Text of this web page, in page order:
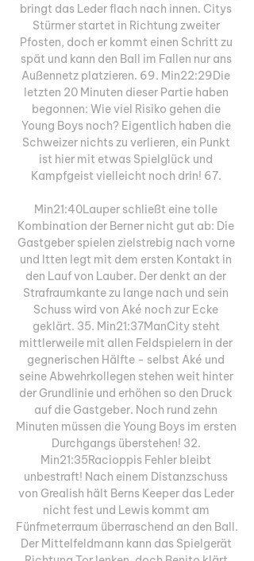
bringt das Leder flach nach innen. Citys
Stürmer startet in Richtung zweiter
Pfosten, doch er kommt einen Schritt zu
spät und kann den Ball im Fallen nur ans
Außennetz platzieren. 69. Min22:29Die
letzten 20 Minuten dieser Partie haben
begonnen: Wie viel Risiko gehen die
Young Boys noch? Eigentlich haben die
Schweizer nichts zu verlieren, ein Punkt
ist hier mit etwas Spielglück und
Kampfgeist vielleicht noch drin! 67.
Min21:40Lauper schließt eine tolle
Kombination der Berner nicht gut ab: Die
Gastgeber spielen zielstrebig nach vorne
und Itten legt mit dem ersten Kontakt in
den Lauf von Lauber. Der denkt an der
Strafraumkante zu lange nach und sein
Schuss wird von Aké noch zur Ecke
geklärt. 35. Min21:37ManCity steht
mittlerweile mit allen Feldspielern in der
gegnerischen Hälfte - selbst Aké und
seine Abwehrkollegen stehen weit hinter
der Grundlinie und erhöhen so den Druck
auf die Gastgeber. Noch rund zehn
Minuten müssen die Young Boys im ersten
Durchgangs überstehen! 32.
Min21:35Racioppis Fehler bleibt
unbestraft! Nach einem Distanzschuss
von Grealish hält Berns Keeper das Leder
nicht fest und Lewis kommt am
Fünfmeterraum überraschend an den Ball.
Der Mittelfeldmann kann das Spielgerät